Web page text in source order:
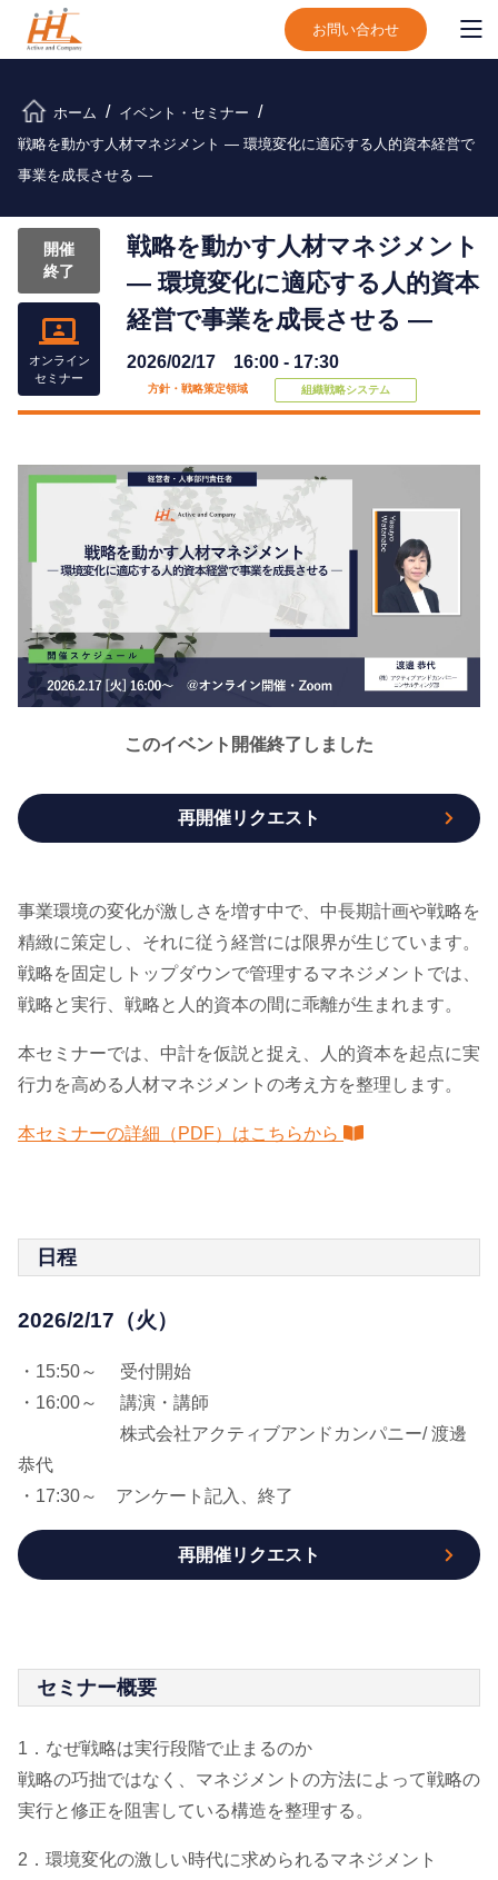
お問い合わせ
ホーム
イベント・セミナー
戦略を動かす人材マネジメント ― 環境変化に適応する人的資本経営で
事業を成長させる ―
開催
終了
オンライン
セミナー
戦略を動かす人材マネジメント
― 環境変化に適応する人的資本
経営で事業を成長させる ―
2026/02/17 16:00 - 17:30
方針・戦略策定領域 組織戦略システム
事業環境の変化が激しさを増す中で、中長期計画や戦略を
精緻に策定し、それに従う経営には限界が生じています。
戦略を固定しトップダウンで管理するマネジメントでは、
戦略と実行、戦略と人的資本の間に乖離が生まれます。
本セミナーでは、中計を仮説と捉え、人的資本を起点に実
行力を高める人材マネジメントの考え方を整理します。
本セミナーの詳細（PDF）はこちらから
このイベント開催終了しました
再開催リクエスト
日程
2026/2/17（火）
・15:50～ 受付開始
・16:00～ 講演・講師
株式会社アクティブアンドカンパニー/ 渡邊
恭代
・17:30～ アンケート記入、終了
再開催リクエスト
セミナー概要
1．なぜ戦略は実行段階で止まるのか
戦略の巧拙ではなく、マネジメントの方法によって戦略の
実行と修正を阻害している構造を整理する。
2．環境変化の激しい時代に求められるマネジメント